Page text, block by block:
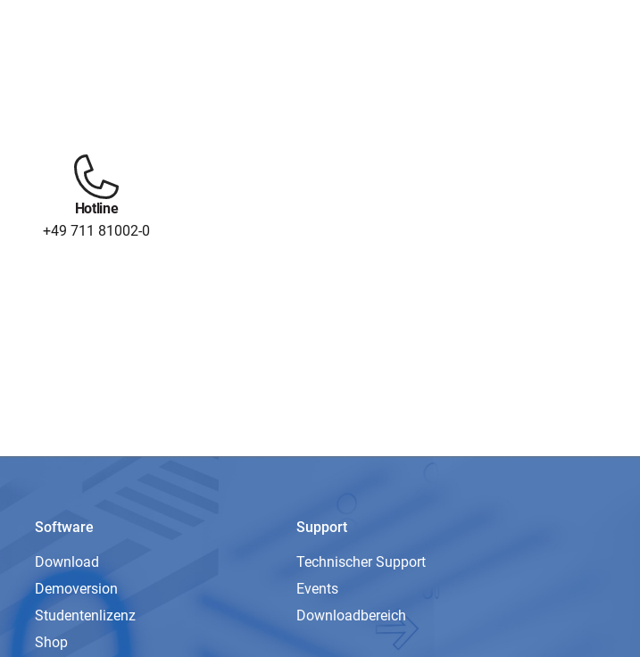
Hotline
+49 711 81002-0
Software
Download
Demoversion
Studentenlizenz
Shop
Support
Technischer Support
Events
Downloadbereich